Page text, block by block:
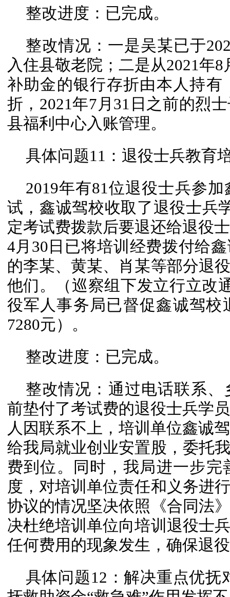
整改进度：已完成。
整改情况：一是吴某已于
入住县敬老院；二是从2021年
补助金的银行存折由本人持
折，2021年7月31日之前的烈
县福利中心入账管理。
具体问题11：退役士兵教育
2019年有81位退役士兵参
试，鑫诚驾校收取了退役士兵
定考试费拨款后要退还给退役
4月30日已将培训经费拨付给
的李某、黄某、肖某等部分退
他们。（巡察组下发立行立改
役军人事务局已督促鑫诚驾
7280元）。
整改进度：已完成。
整改情况：通过电话联系
前垫付了考试费的退役士兵学
人因联系不上，培训单位鑫诚
给我局就业创业安置股，委托
费到位。同时，我局进一步
度，对培训单位责任和义务进
协议的情况坚决依照《合同法
决杜绝培训单位向培训退役士
任何费用的现象发生，确保退
具体问题12：解决重点优